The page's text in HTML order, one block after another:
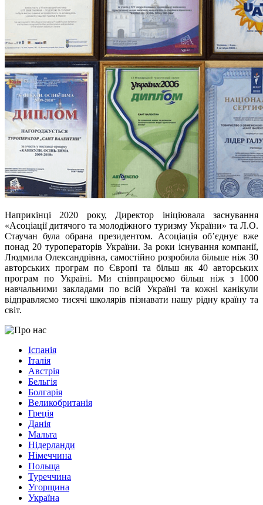
Наприкінці 2020 року, Директор ініціювала заснування
«Асоціації дитячого та молодіжного туризму України» та Л.О.
Стаучан була обрана президентом. Асоціація об’єднує вже
понад 20 туроператорів України. За роки існування компанії,
Людмила Олександрівна, самостійно розробила більше ніж 30
авторських програм по Європі та більш як 40 авторських
програм по Україні. Ми співпрацюємо більш ніж з 1000
навчальними закладами по всій Україні та кожні канікули
відправляємо тисячі школярів пізнавати нашу рідну країну та
світ.
Image
Іспанія
Італія
Австрія
Бельгія
Болгарія
Великобританія
Греція
Данія
Мальта
Нідерланди
Німеччина
Польща
Туреччина
Угорщина
Україна